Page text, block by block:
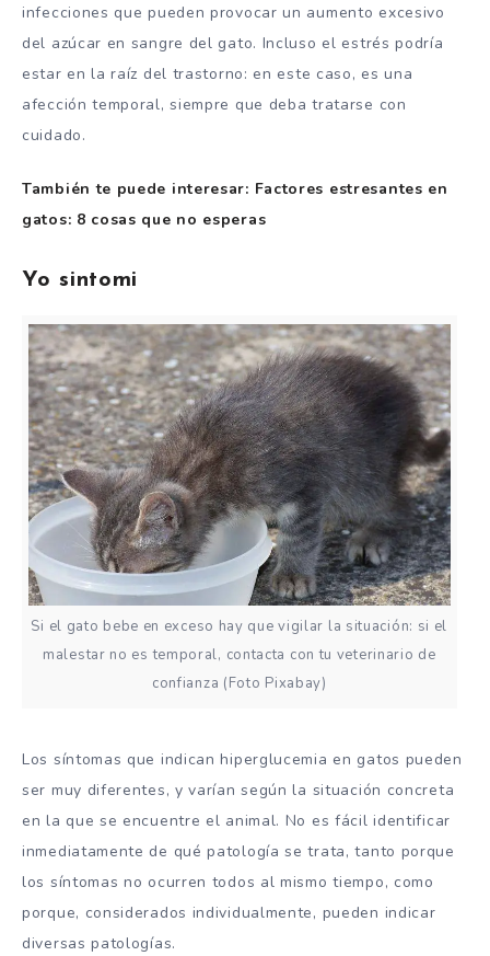
infecciones que pueden provocar un aumento excesivo
del azúcar en sangre del gato. Incluso el estrés podría
estar en la raíz del trastorno: en este caso, es una
afección temporal, siempre que deba tratarse con
cuidado.
También te puede interesar: Factores estresantes en
gatos: 8 cosas que no esperas
Yo sintomi
Si el gato bebe en exceso hay que vigilar la situación: si el
malestar no es temporal, contacta con tu veterinario de
confianza (Foto Pixabay)
Los síntomas que indican hiperglucemia en gatos pueden
ser muy diferentes, y varían según la situación concreta
en la que se encuentre el animal. No es fácil identificar
inmediatamente de qué patología se trata, tanto porque
los síntomas no ocurren todos al mismo tiempo, como
porque, considerados individualmente, pueden indicar
diversas patologías.